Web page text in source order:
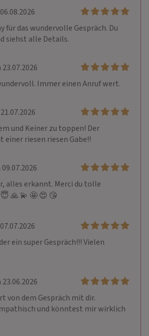
für das wundervolle Gespräch. Du
siehst alle Details.
Immer einen Anruf wert.
und Keiner zu toppen! Der
riesen riesen Gabe!!
alles erkannt. Merci du tolle
🙏 💫 🤩 😍 😘
ein super Gespräch!!! Vielen